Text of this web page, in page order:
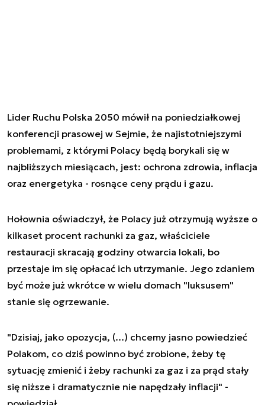
Lider Ruchu Polska 2050 mówił na poniedziałkowej
konferencji prasowej w Sejmie, że najistotniejszymi
problemami, z którymi Polacy będą borykali się w
najbliższych miesiącach, jest: ochrona zdrowia, inflacja
oraz energetyka - rosnące ceny prądu i gazu.
Hołownia oświadczył, że Polacy już otrzymują wyższe o
kilkaset procent rachunki za gaz, właściciele
restauracji skracają godziny otwarcia lokali, bo
przestaje im się opłacać ich utrzymanie. Jego zdaniem
być może już wkrótce w wielu domach "luksusem"
stanie się ogrzewanie.
"Dzisiaj, jako opozycja, (...) chcemy jasno powiedzieć
Polakom, co dziś powinno być zrobione, żeby tę
sytuację zmienić i żeby rachunki za gaz i za prąd stały
się niższe i dramatycznie nie napędzały inflacji" -